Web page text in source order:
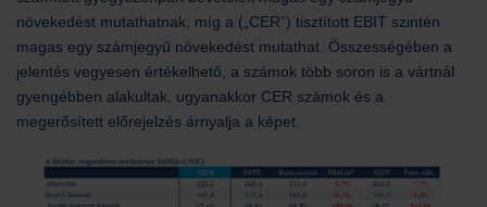
növekedést mutathatnak, míg a („CER”) tisztított EBIT szintén
magas egy számjegyű növekedést mutathat. Összességében a
jelentés vegyesen értékelhető, a számok több soron is a vártnál
gyengébben alakultak, ugyanakkor CER számok és a
megerősített előrejelzés árnyalja a képet.